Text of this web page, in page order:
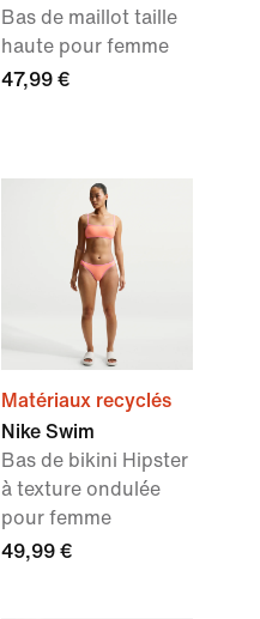
Bas de maillot taille
haute pour femme
47,99 €
Matériaux recyclés
Nike Swim
Bas de bikini Hipster
à texture ondulée
pour femme
49,99 €